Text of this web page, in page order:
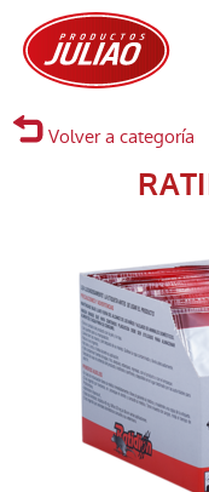
Ratidion
Pellet
Juliao
Volver a categoría